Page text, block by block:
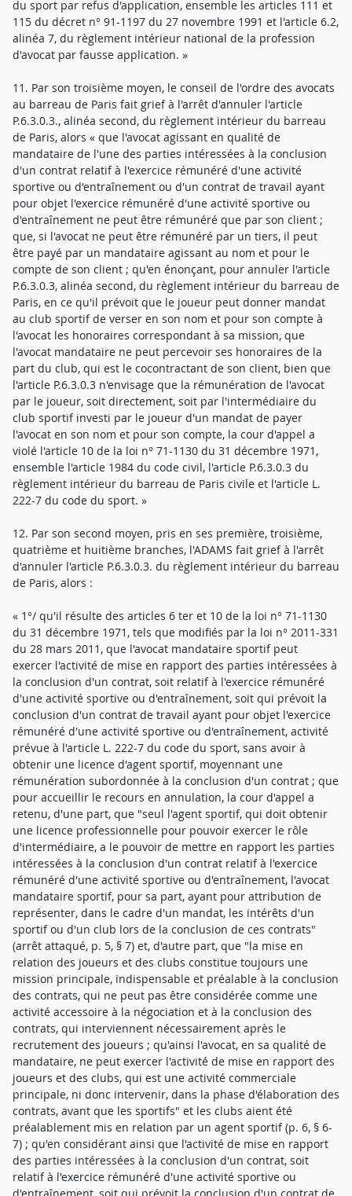
du sport par refus d'application, ensemble les articles 111 et
115 du décret n° 91-1197 du 27 novembre 1991 et l'article 6.2,
alinéa 7, du règlement intérieur national de la profession
d'avocat par fausse application. »
11. Par son troisième moyen, le conseil de l'ordre des avocats
au barreau de Paris fait grief à l'arrêt d'annuler l'article
P.6.3.0.3., alinéa second, du règlement intérieur du barreau
de Paris, alors « que l'avocat agissant en qualité de
mandataire de l'une des parties intéressées à la conclusion
d'un contrat relatif à l'exercice rémunéré d'une activité
sportive ou d'entraînement ou d'un contrat de travail ayant
pour objet l'exercice rémunéré d'une activité sportive ou
d'entraînement ne peut être rémunéré que par son client ;
que, si l'avocat ne peut être rémunéré par un tiers, il peut
être payé par un mandataire agissant au nom et pour le
compte de son client ; qu'en énonçant, pour annuler l'article
P.6.3.0.3, alinéa second, du règlement intérieur du barreau de
Paris, en ce qu'il prévoit que le joueur peut donner mandat
au club sportif de verser en son nom et pour son compte à
l'avocat les honoraires correspondant à sa mission, que
l'avocat mandataire ne peut percevoir ses honoraires de la
part du club, qui est le cocontractant de son client, bien que
l'article P.6.3.0.3 n'envisage que la rémunération de l'avocat
par le joueur, soit directement, soit par l'intermédiaire du
club sportif investi par le joueur d'un mandat de payer
l'avocat en son nom et pour son compte, la cour d'appel a
violé l'article 10 de la loi n° 71-1130 du 31 décembre 1971,
ensemble l'article 1984 du code civil, l'article P.6.3.0.3 du
règlement intérieur du barreau de Paris civile et l'article L.
222-7 du code du sport. »
12. Par son second moyen, pris en ses première, troisième,
quatrième et huitième branches, l'ADAMS fait grief à l'arrêt
d'annuler l'article P.6.3.0.3. du règlement intérieur du barreau
de Paris, alors :
« 1°/ qu'il résulte des articles 6 ter et 10 de la loi n° 71-1130
du 31 décembre 1971, tels que modifiés par la loi n° 2011-331
du 28 mars 2011, que l'avocat mandataire sportif peut
exercer l'activité de mise en rapport des parties intéressées à
la conclusion d'un contrat, soit relatif à l'exercice rémunéré
d'une activité sportive ou d'entraînement, soit qui prévoit la
conclusion d'un contrat de travail ayant pour objet l'exercice
rémunéré d'une activité sportive ou d'entraînement, activité
prévue à l'article L. 222-7 du code du sport, sans avoir à
obtenir une licence d'agent sportif, moyennant une
rémunération subordonnée à la conclusion d'un contrat ; que
pour accueillir le recours en annulation, la cour d'appel a
retenu, d'une part, que "seul l'agent sportif, qui doit obtenir
une licence professionnelle pour pouvoir exercer le rôle
d'intermédiaire, a le pouvoir de mettre en rapport les parties
intéressées à la conclusion d'un contrat relatif à l'exercice
rémunéré d'une activité sportive ou d'entraînement, l'avocat
mandataire sportif, pour sa part, ayant pour attribution de
représenter, dans le cadre d'un mandat, les intérêts d'un
sportif ou d'un club lors de la conclusion de ces contrats"
(arrêt attaqué, p. 5, § 7) et, d'autre part, que "la mise en
relation des joueurs et des clubs constitue toujours une
mission principale, indispensable et préalable à la conclusion
des contrats, qui ne peut pas être considérée comme une
activité accessoire à la négociation et à la conclusion des
contrats, qui interviennent nécessairement après le
recrutement des joueurs ; qu'ainsi l'avocat, en sa qualité de
mandataire, ne peut exercer l'activité de mise en rapport des
joueurs et des clubs, qui est une activité commerciale
principale, ni donc intervenir, dans la phase d'élaboration des
contrats, avant que les sportifs" et les clubs aient été
préalablement mis en relation par un agent sportif (p. 6, § 6-
7) ; qu'en considérant ainsi que l'activité de mise en rapport
des parties intéressées à la conclusion d'un contrat, soit
relatif à l'exercice rémunéré d'une activité sportive ou